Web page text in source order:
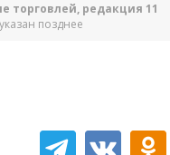
торговлей, редакция 11
позднее